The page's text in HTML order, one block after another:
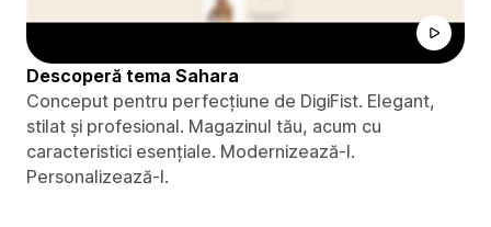
Descoperă tema Sahara
Conceput pentru perfecțiune de DigiFist. Elegant,
stilat și profesional. Magazinul tău, acum cu
caracteristici esențiale. Modernizează-l.
Personalizează-l.